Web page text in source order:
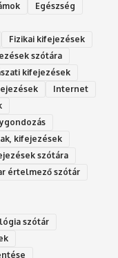
Egészség
Fizikai kifejezések
szótára
kifejezések
Internet
kifejezések
szótára
értelmező szótár
Ps‮gólohciz‬ia s‮átóz‬r